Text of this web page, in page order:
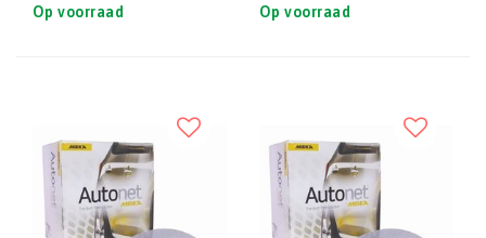
Op voorraad Op voorraad